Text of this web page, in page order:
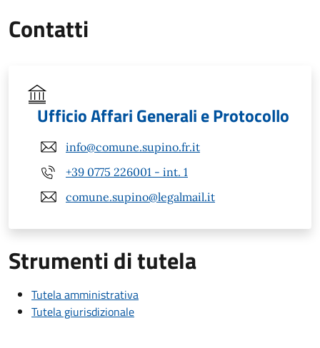
Contatti
Ufficio Affari Generali e Protocollo
info@comune.supino.fr.it
+39 0775 226001 - int. 1
comune.supino@legalmail.it
Strumenti di tutela
Tutela amministrativa
Tutela giurisdizionale